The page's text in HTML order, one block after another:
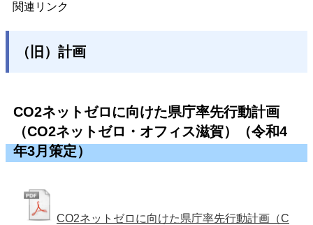
関連リンク
（旧）計画
CO2ネットゼロに向けた県庁率先行動計画
（CO2ネットゼロ・オフィス滋賀）（令和4
年3月策定）
CO2ネットゼロに向けた県庁率先行動計画（C